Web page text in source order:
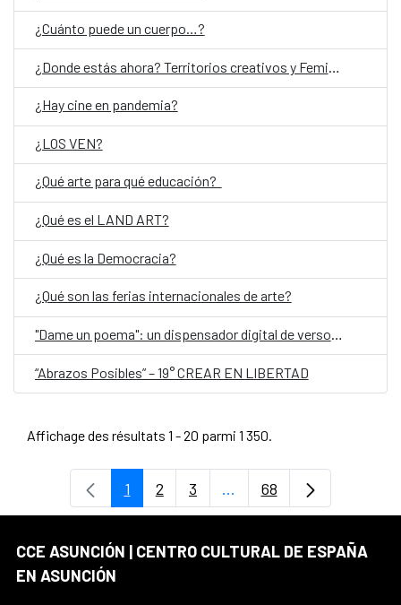
¿Cuánto puede un cuerpo…?
¿Hay cine en pandemia?
¿LOS VEN?
¿Qué arte para qué educación?
¿Qué es el LAND ART?
¿Qué es la Democracia?
¿Qué son las ferias internacionales de arte?
"Dame un poema": un dispensador digital de versos, en el Día Mundial de la Poesía
“Abrazos Posibles” – 19° CREAR EN LIBERTAD
Affichage des résultats 1 - 20 parmi 1 350.
Page
1 Page
2 Page
3 ...Pages intermédiaires
Page
68
CCE ASUNCIÓN | CENTRO CULTURAL DE ESPAÑA
EN ASUNCIÓN